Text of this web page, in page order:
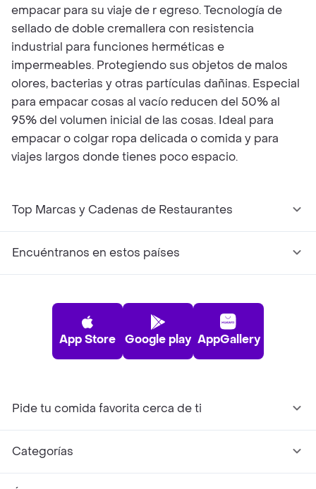
empacar para su viaje de r egreso. Tecnología de
sellado de doble cremallera con resistencia
industrial para funciones herméticas e
impermeables. Protegiendo sus objetos de malos
olores, bacterias y otras partículas dañinas. Especial
para empacar cosas al vacío reducen del 50% al
95% del volumen inicial de las cosas. Ideal para
empacar o colgar ropa delicada o comida y para
viajes largos donde tienes poco espacio.
Top Marcas y Cadenas de Restaurantes
Encuéntranos en estos países
App Store Google play AppGallery
Pide tu comida favorita cerca de ti
Categorías